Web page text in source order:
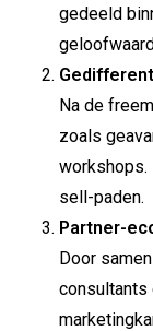
gedeeld
Na de
zoals
workshops.
sell-paden.
Partner-
Door
consultants